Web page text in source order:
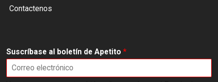
Contactenos
Suscríbase al boletín de Apetito *